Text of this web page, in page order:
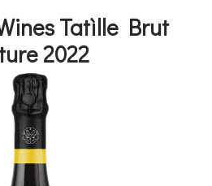
Tatìlle Brut
2022